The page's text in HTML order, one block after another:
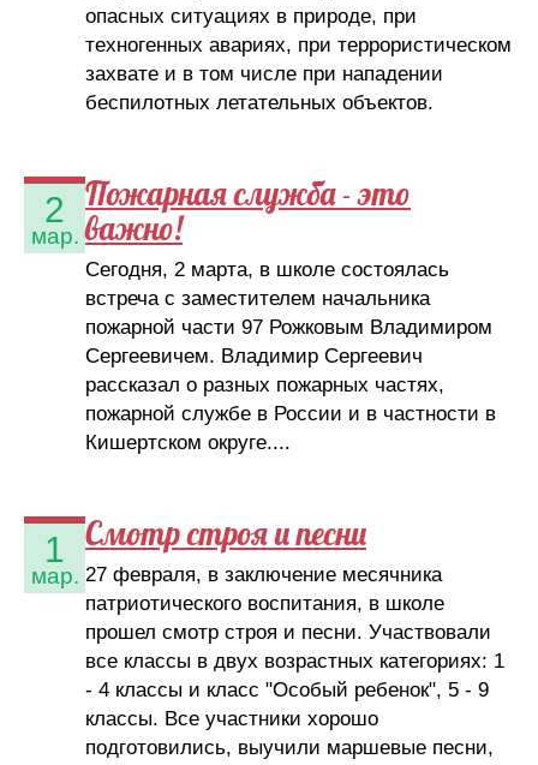
опасных ситуациях в природе, при
техногенных авариях, при террористическом
захвате и в том числе при нападении
беспилотных летательных объектов.
2
мар.
Пожарная служба - это
важно!
Сегодня, 2 марта, в школе состоялась
встреча с заместителем начальника
пожарной части 97 Рожковым Владимиром
Сергеевичем. Владимир Сергеевич
рассказал о разных пожарных частях,
пожарной службе в России и в частности в
Кишертском округе....
1
мар.
Смотр строя и песни
27 февраля, в заключение месячника
патриотического воспитания, в школе
прошел смотр строя и песни. Участвовали
все классы в двух возрастных категориях: 1
- 4 классы и класс "Особый ребенок", 5 - 9
классы. Все участники хорошо
подготовились, выучили маршевые песни,